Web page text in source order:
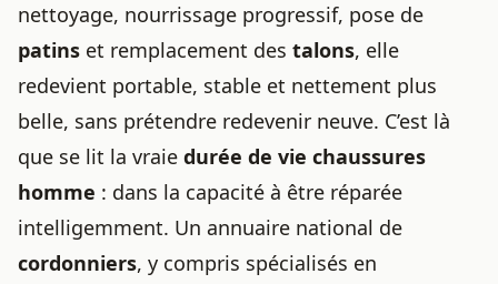
nettoyage, nourrissage progressif, pose de
patins et remplacement des talons, elle
redevient portable, stable et nettement plus
belle, sans prétendre redevenir neuve. C’est là
que se lit la vraie durée de vie chaussures
homme : dans la capacité à être réparée
intelligemment. Un annuaire national de
cordonniers, y compris spécialisés en